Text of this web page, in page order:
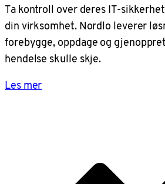
Ta kontroll over deres IT-
din virksomhet. Nordlo leverer
forebygge, oppdage og
hendelse skulle skje.
Les mer